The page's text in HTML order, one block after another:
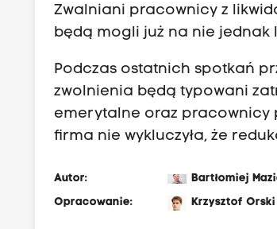
Zwalniani pracownicy z
będą mogli już na nie jednak
Podczas ostatnich spotkań
zwolnienia będą typowani
emerytalne oraz pracownicy
firma nie wykluczyła, że
Autor:
Bartłomiej
Opracowanie:
Krzysztof Orski